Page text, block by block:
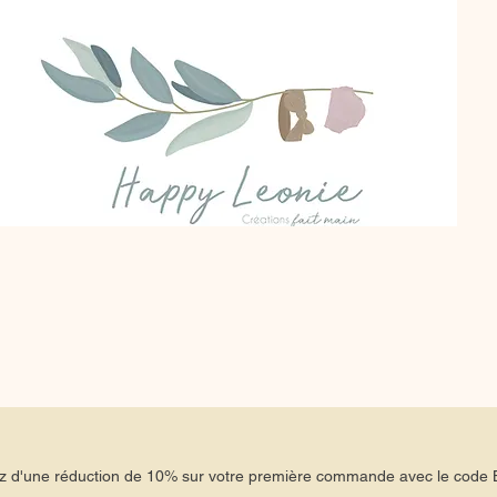
d'une réduction de 10% sur votre première commande avec le code